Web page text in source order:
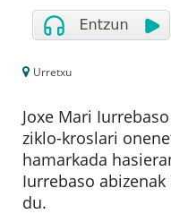
Urretxu
Joxe Mari
ziklo-kroslari
hamarkada
Iurrebaso
du.